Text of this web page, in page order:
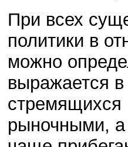
При всех
политики в
можно
выражается
стремящихся
рыночными, а